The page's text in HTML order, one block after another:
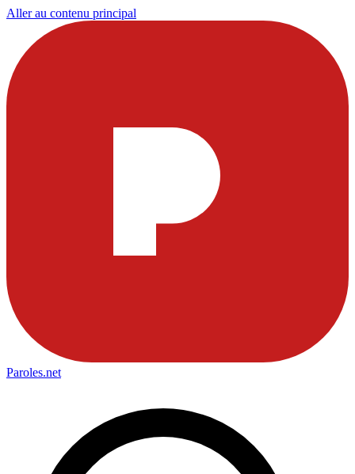
Aller au contenu principal
Paroles.net